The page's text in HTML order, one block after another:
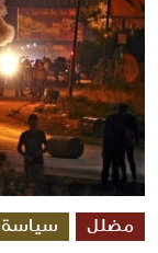
مضلل سياسة